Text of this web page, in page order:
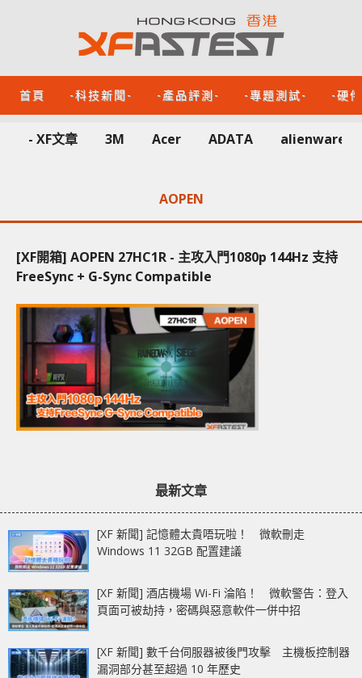
首頁 -科技新聞- -產品評測- -專題測試- -硬
- XF文章 3M Acer ADATA alienware
AOPEN
[XF開箱] AOPEN 27HC1R - 主攻入門1080p 144Hz 支持
FreeSync + G-Sync Compatible
最新文章
[XF 新聞] 記憶體太貴唔玩啦！ 微軟刪走
Windows 11 32GB 配置建議
[XF 新聞] 酒店機場 Wi-Fi 淪陷！ 微軟警告：登入
頁面可被劫持，密碼與惡意軟件一併中招
[XF 新聞] 數千台伺服器被後門攻擊 主機板控制器
漏洞部分甚至超過 10 年歷史